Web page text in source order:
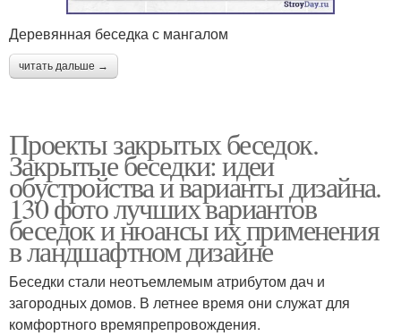
Деревянная беседка с мангалом
читать дальше →
Проекты закрытых беседок.
Закрытые беседки: идеи
обустройства и варианты дизайна.
130 фото лучших вариантов
беседок и нюансы их применения
в ландшафтном дизайне
Беседки стали неотъемлемым атрибутом дач и
загородных домов. В летнее время они служат для
комфортного времяпрепровождения.